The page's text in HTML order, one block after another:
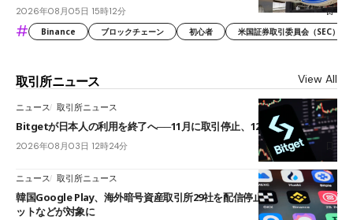
2026年08月05日 15時12分
# Binance ブロックチェーン 初心者 米国証券取引委員会（SEC）
取引所ニュース View All
ニュース 取引所ニュース
Bitgetが日本人の利用を終了へ──11月に取引停止、12月末に強制決済
2026年08月03日 12時24分
ニュース 取引所ニュース
韓国Google Play、海外暗号資産取引所29社を配信停止──OKXやバイビ
ットなどが対象に